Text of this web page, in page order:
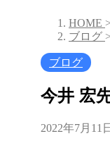
HOME >
ブログ >
ブログ
今井 宏
2022年7月11日